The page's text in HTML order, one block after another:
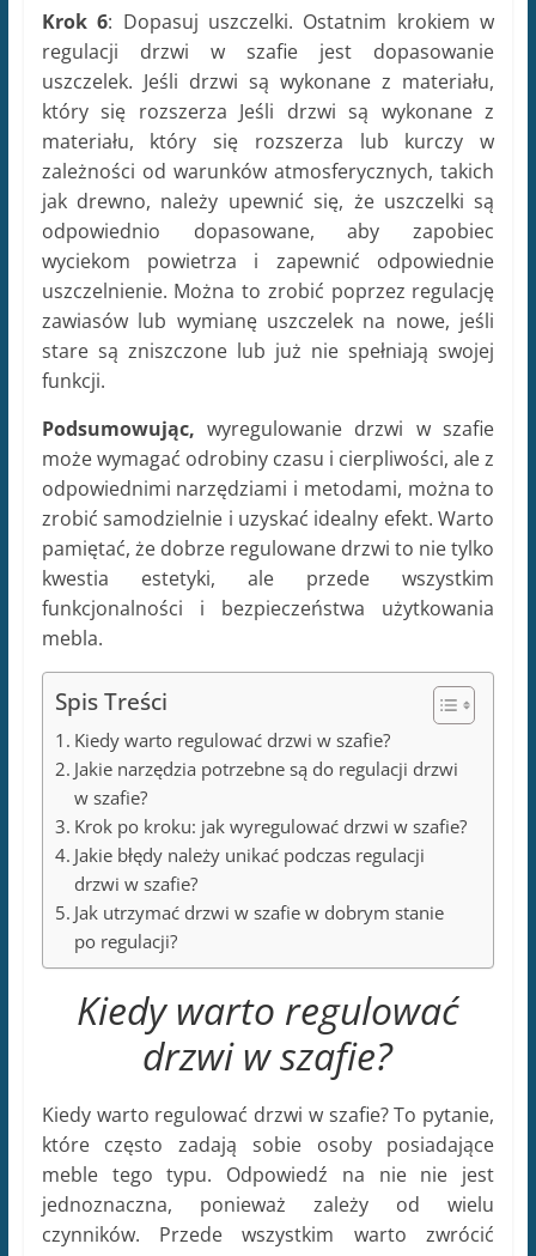
Krok 6: Dopasuj uszczelki. Ostatnim krokiem w
regulacji drzwi w szafie jest dopasowanie
uszczelek. Jeśli drzwi są wykonane z materiału,
który się rozszerza Jeśli drzwi są wykonane z
materiału, który się rozszerza lub kurczy w
zależności od warunków atmosferycznych, takich
jak drewno, należy upewnić się, że uszczelki są
odpowiednio dopasowane, aby zapobiec
wyciekom powietrza i zapewnić odpowiednie
uszczelnienie. Można to zrobić poprzez regulację
zawiasów lub wymianę uszczelek na nowe, jeśli
stare są zniszczone lub już nie spełniają swojej
funkcji.
Podsumowując, wyregulowanie drzwi w szafie
może wymagać odrobiny czasu i cierpliwości, ale z
odpowiednimi narzędziami i metodami, można to
zrobić samodzielnie i uzyskać idealny efekt. Warto
pamiętać, że dobrze regulowane drzwi to nie tylko
kwestia estetyki, ale przede wszystkim
funkcjonalności i bezpieczeństwa użytkowania
mebla.
Spis Treści
Kiedy warto regulować drzwi w szafie?
Jakie narzędzia potrzebne są do regulacji drzwi
w szafie?
Krok po kroku: jak wyregulować drzwi w szafie?
Jakie błędy należy unikać podczas regulacji
drzwi w szafie?
Jak utrzymać drzwi w szafie w dobrym stanie
po regulacji?
Kiedy warto regulować
drzwi w szafie?
Kiedy warto regulować drzwi w szafie? To pytanie,
które często zadają sobie osoby posiadające
meble tego typu. Odpowiedź na nie nie jest
jednoznaczna, ponieważ zależy od wielu
czynników. Przede wszystkim warto zwrócić